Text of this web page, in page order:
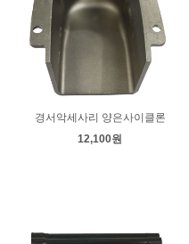
경서악세사리 양은사이클론
12,100원